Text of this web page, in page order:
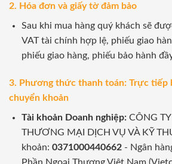
2. Hóa đơn và giấy tờ đảm bảo
Sau khi mua hàng quý khách sẽ
VAT tài chính hợp lệ, phiếu giao
phiếu giao hàng, phiếu bảo hành
3. Phương thức thanh toán: Trực tiếp
chuyển khoản
Tài khoản Doanh nghiệp:CÔNG
THƯƠNG MẠI DỊCH VỤ VÀ KỸ
khoản: 0371000440662- Ngân
Phần Ngoại Thương Việt Nam